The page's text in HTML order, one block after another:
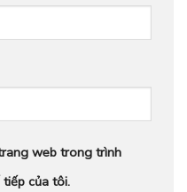
web trong trình
của tôi.